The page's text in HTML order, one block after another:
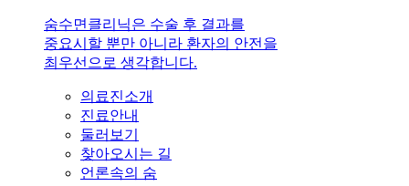
숨수면클리닉은 수술 후 결과를
중요시할 뿐만 아니라 환자의 안전을
최우선으로 생각합니다.
의료진소개
진료안내
둘러보기
찾아오시는 길
언론속의 숨